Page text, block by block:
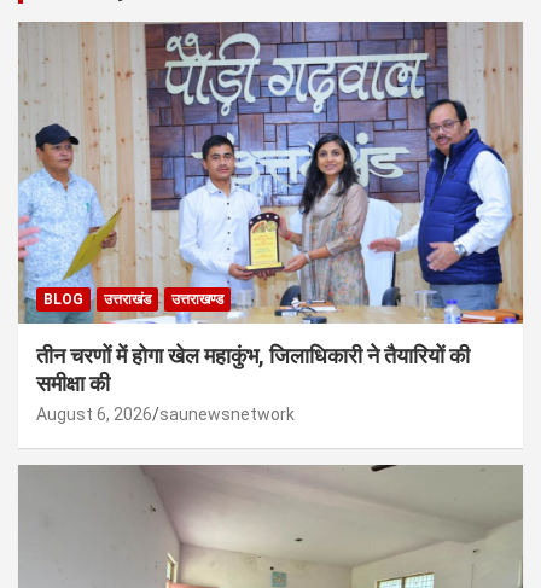
BLOG उत्तराखंड उत्तराखण्ड
तीन चरणों में होगा खेल महाकुंभ, जिलाधिकारी ने तैयारियों की
समीक्षा की
August 6, 2026 saunewsnetwork